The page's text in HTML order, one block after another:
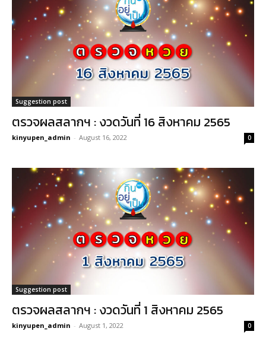
Suggestion post
ตรวจผลสลากฯ : งวดวันที่ 16 สิงหาคม 2565
kinyupen_admin - August 16, 2022 0
Suggestion post
ตรวจผลสลากฯ : งวดวันที่ 1 สิงหาคม 2565
kinyupen_admin - August 1, 2022 0